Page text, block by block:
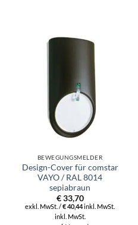
BEWEGUNGSMELDER
Design-Cover für comstar
VAYO / RAL 8014
sepiabraun
€33,70
exkl. MwSt. /€40,44inkl. MwSt.
inkl. MwSt.